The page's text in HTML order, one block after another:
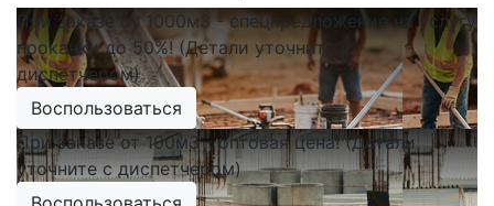
При заказе от 1000м3 - спецпредложение на услугу
прокачки до 50%! (Детали уточните с
диспетчером)
Воспользоваться
При заказе от 100м3 - оптовая цена! (Детали
уточните с диспетчером)